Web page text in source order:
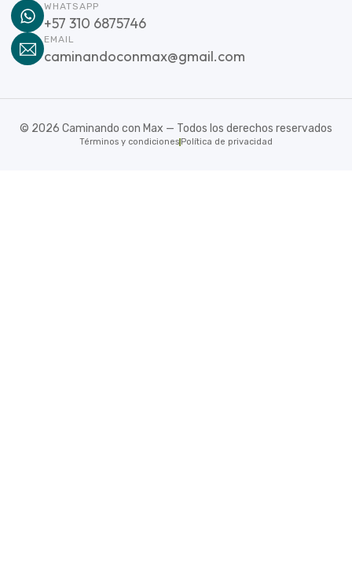
WHATSAPP
+57 310 6875746
EMAIL
caminandoconmax@gmail.com
© 2026 Caminando con Max — Todos los derechos reservados
Términos y condiciones Política de privacidad